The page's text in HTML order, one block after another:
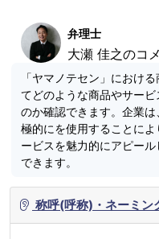
弁理士
大瀬 佳之のコ
「ヤマノテセン」におけ
てどのような商品やサー
のか確認できます。企業
極的にを使用することに
ービスを魅力的にアピー
できます。
称呼(呼称)・ネーミン